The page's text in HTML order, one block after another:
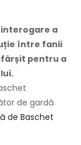
interogare a
între fanii
pentru a
de gardă
de Baschet